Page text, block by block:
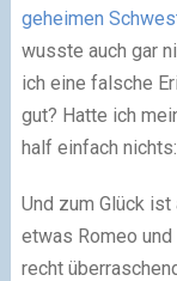
geheimen
wusste auch gar
ich eine falsche
gut? Hatte ich
half einfach
Und zum Glück
etwas Romeo
recht